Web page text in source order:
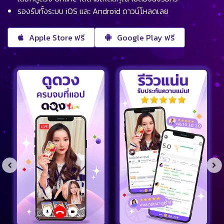
รองรับทั้งระบบ iOS และ Android ดาวน์โหลดเลย
Apple Store ฟรี Google Play ฟรี